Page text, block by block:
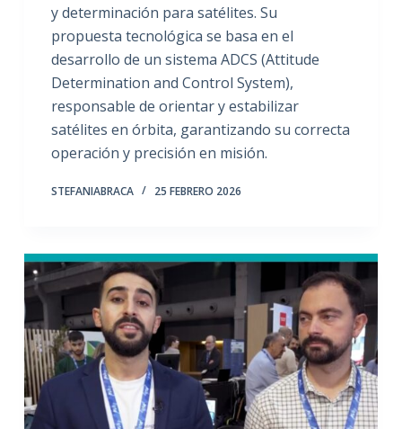
y determinación para satélites. Su
propuesta tecnológica se basa en el
desarrollo de un sistema ADCS (Attitude
Determination and Control System),
responsable de orientar y estabilizar
satélites en órbita, garantizando su correcta
operación y precisión en misión.
STEFANIABRACA 25 FEBRERO 2026